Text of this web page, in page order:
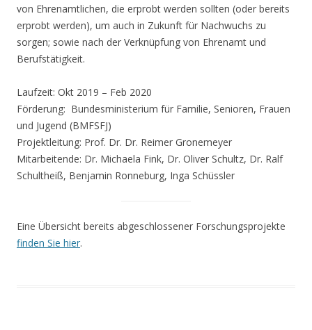
von Ehrenamtlichen, die erprobt werden sollten (oder bereits
erprobt werden), um auch in Zukunft für Nachwuchs zu
sorgen; sowie nach der Verknüpfung von Ehrenamt und
Berufstätigkeit.
Laufzeit: Okt 2019 – Feb 2020
Förderung: Bundesministerium für Familie, Senioren, Frauen
und Jugend (BMFSFJ)
Projektleitung: Prof. Dr. Dr. Reimer Gronemeyer
Mitarbeitende: Dr. Michaela Fink, Dr. Oliver Schultz, Dr. Ralf
Schultheiß, Benjamin Ronneburg, Inga Schüssler
Eine Übersicht bereits abgeschlossener Forschungsprojekte
finden Sie hier.